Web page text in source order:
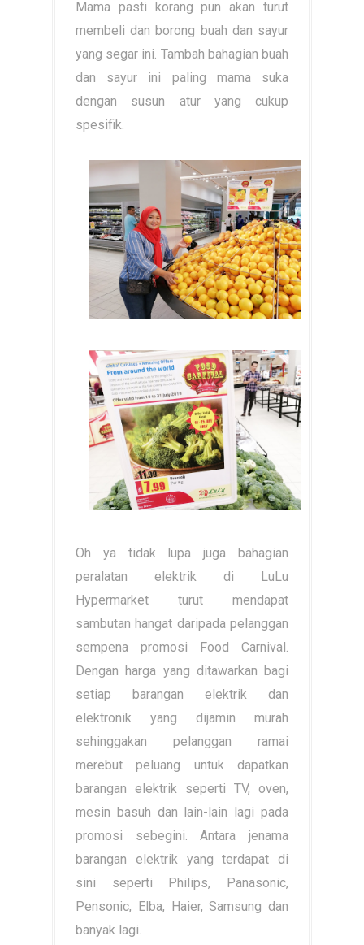
Mama pasti korang pun akan turut
membeli dan borong buah dan sayur
yang segar ini. Tambah bahagian buah
dan sayur ini paling mama suka
dengan susun atur yang cukup
spesifik.
Oh ya tidak lupa juga bahagian
peralatan elektrik di LuLu
Hypermarket turut mendapat
sambutan hangat daripada pelanggan
sempena promosi Food Carnival.
Dengan harga yang ditawarkan bagi
setiap barangan elektrik dan
elektronik yang dijamin murah
sehinggakan pelanggan ramai
merebut peluang untuk dapatkan
barangan elektrik seperti TV, oven,
mesin basuh dan lain-lain lagi pada
promosi sebegini. Antara jenama
barangan elektrik yang terdapat di
sini seperti Philips, Panasonic,
Pensonic, Elba, Haier, Samsung dan
banyak lagi.